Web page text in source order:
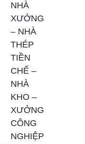
NHÀ
XƯỞNG
– NHÀ
THÉP
TIỀN
CHẾ –
NHÀ
KHO –
XƯỞNG
CÔNG
NGHIỆP